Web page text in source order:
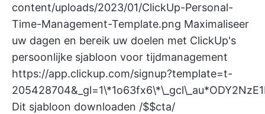
content/uploads/2023/01/ClickUp-Personal-
Time-Management-Template.png Maximaliseer
uw dagen en bereik uw doelen met ClickUp's
persoonlijke sjabloon voor tijdmanagement
https://app.clickup.com/signup?template=t-
Dit sjabloon downloaden /$$cta/